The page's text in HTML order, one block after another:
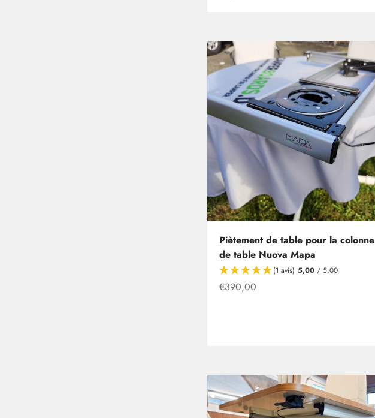
Piètement de table pour la colonne
de table Nuova Mapa
(1 avis) 5,00 / 5,00
Offre à partir de
€390,00